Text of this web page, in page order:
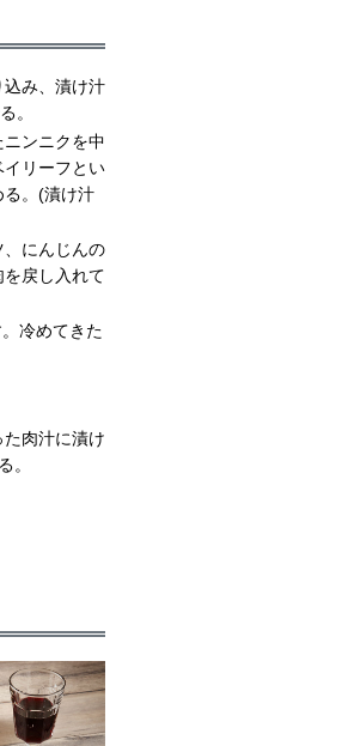
み、漬け汁
。
ンニクを中
リーフとい
る。(漬け汁
にんじんの
戻し入れて
冷めてきた
肉汁に漬け
。